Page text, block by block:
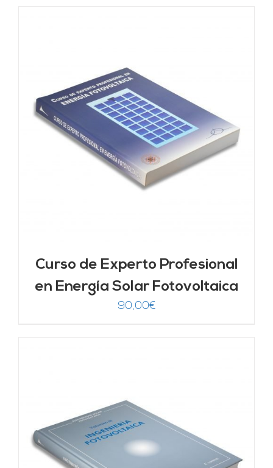
Curso de Experto Profesional
en Energía Solar Fotovoltaica
90,00€